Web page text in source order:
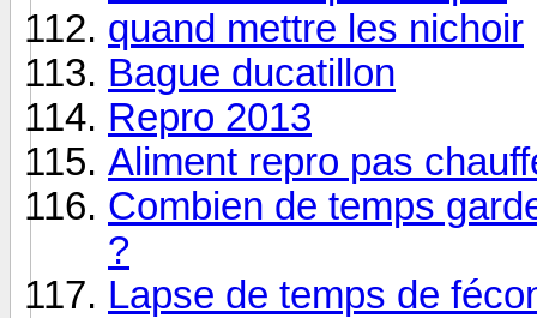
quand mettre les nichoir
Bague ducatillon
Repro 2013
Aliment repro pas
Combien de temps
?
Lapse de temps de